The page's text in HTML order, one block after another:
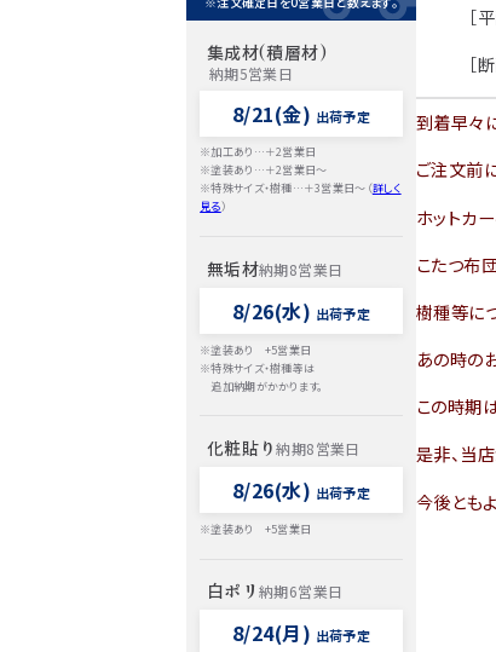
［平面
［断面
到着早々
ご注文前に
ホットカ
こたつ布
樹種等に
あの時の
この時期
是非、当
今後とも
集成材(積層材)
納期5営業日
8/21(金) 出荷予定
※加工あり…＋2営業日
※塗装あり…＋2営業日～
※特殊サイズ・樹種…＋3営業日～（詳しく
見る）
無垢材納期8営業日
8/26(水) 出荷予定
※塗装あり +5営業日
※特殊サイズ・樹種等は
追加納期がかかります。
化粧貼り納期8営業日
8/26(水) 出荷予定
※塗装あり +5営業日
白ポリ納期6営業日
8/24(月) 出荷予定